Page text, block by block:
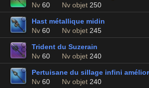
Nv 60 Nv objet 250
Hast métallique midin
Nv 60 Nv objet 245
Trident du Suzerain
Nv 60 Nv objet 240
Pertuisane du sillage infini
Nv 60 Nv objet 240